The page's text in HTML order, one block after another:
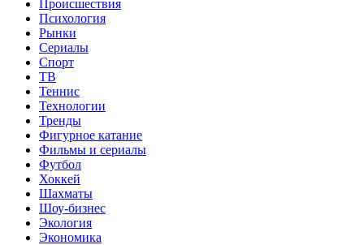
Происшествия
Психология
Рынки
Сериалы
Спорт
ТВ
Теннис
Технологии
Тренды
Фигурное катание
Фильмы и сериалы
Футбол
Хоккей
Шахматы
Шоу-бизнес
Экология
Экономика